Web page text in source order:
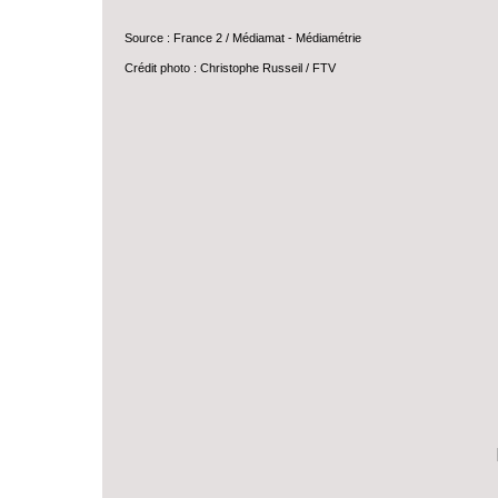
Source : France 2 / Médiamat - Médiamétrie
Crédit photo : Christophe Russeil / FTV